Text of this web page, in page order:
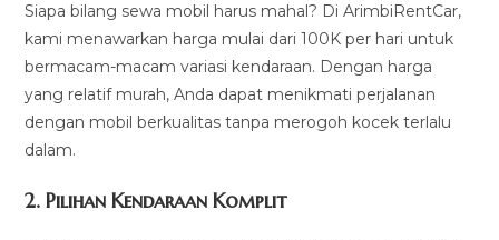
Siapa bilang sewa mobil harus mahal? Di ArimbiRentCar,
kami menawarkan harga mulai dari 100K per hari untuk
bermacam-macam variasi kendaraan. Dengan harga
yang relatif murah, Anda dapat menikmati perjalanan
dengan mobil berkualitas tanpa merogoh kocek terlalu
dalam.
2. Pilihan Kendaraan Komplit